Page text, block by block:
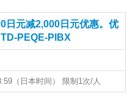
日元减2,000日元优惠。优
PEQE-PIBX
（日本时间） 限制1次/人